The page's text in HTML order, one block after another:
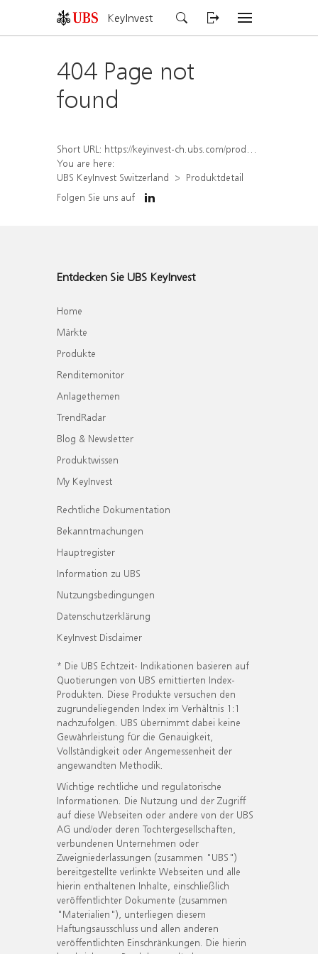
KeyInvest
404 Page not
found
Short URL: https://keyinvest-ch.ubs.com/produkt/detail/index/isin/CH1564665342
You are here:
UBS KeyInvest Switzerland
Produktdetail
Folgen Sie uns auf
Entdecken Sie UBS KeyInvest
Home
Märkte
Produkte
Renditemonitor
Anlagethemen
TrendRadar
Blog & Newsletter
Produktwissen
My KeyInvest
Rechtliche Dokumentation
Bekanntmachungen
Hauptregister
Information zu UBS
Nutzungsbedingungen
Datenschutzerklärung
KeyInvest Disclaimer
* Die UBS Echtzeit- Indikationen basieren auf
Quotierungen von UBS emittierten Index-
Produkten. Diese Produkte versuchen den
zugrundeliegenden Index im Verhältnis 1:1
nachzufolgen. UBS übernimmt dabei keine
Gewährleistung für die Genauigkeit,
Vollständigkeit oder Angemessenheit der
angewandten Methodik.
Wichtige rechtliche und regulatorische
Informationen. Die Nutzung und der Zugriff
auf diese Webseiten oder andere von der UBS
AG und/oder deren Tochtergesellschaften,
verbundenen Unternehmen oder
Zweigniederlassungen (zusammen "UBS")
bereitgestellte verlinkte Webseiten und alle
hierin enthaltenen Inhalte, einschließlich
veröffentlichter Dokumente (zusammen
"Materialien"), unterliegen diesem
Haftungsausschluss und allen anderen
veröffentlichten Einschränkungen. Die hierin